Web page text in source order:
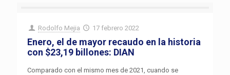
Rodolfo Mejia 17 febrero 2022
Enero, el de mayor recaudo en la historia
con $23,19 billones: DIAN
Comparado con el mismo mes de 2021, cuando se